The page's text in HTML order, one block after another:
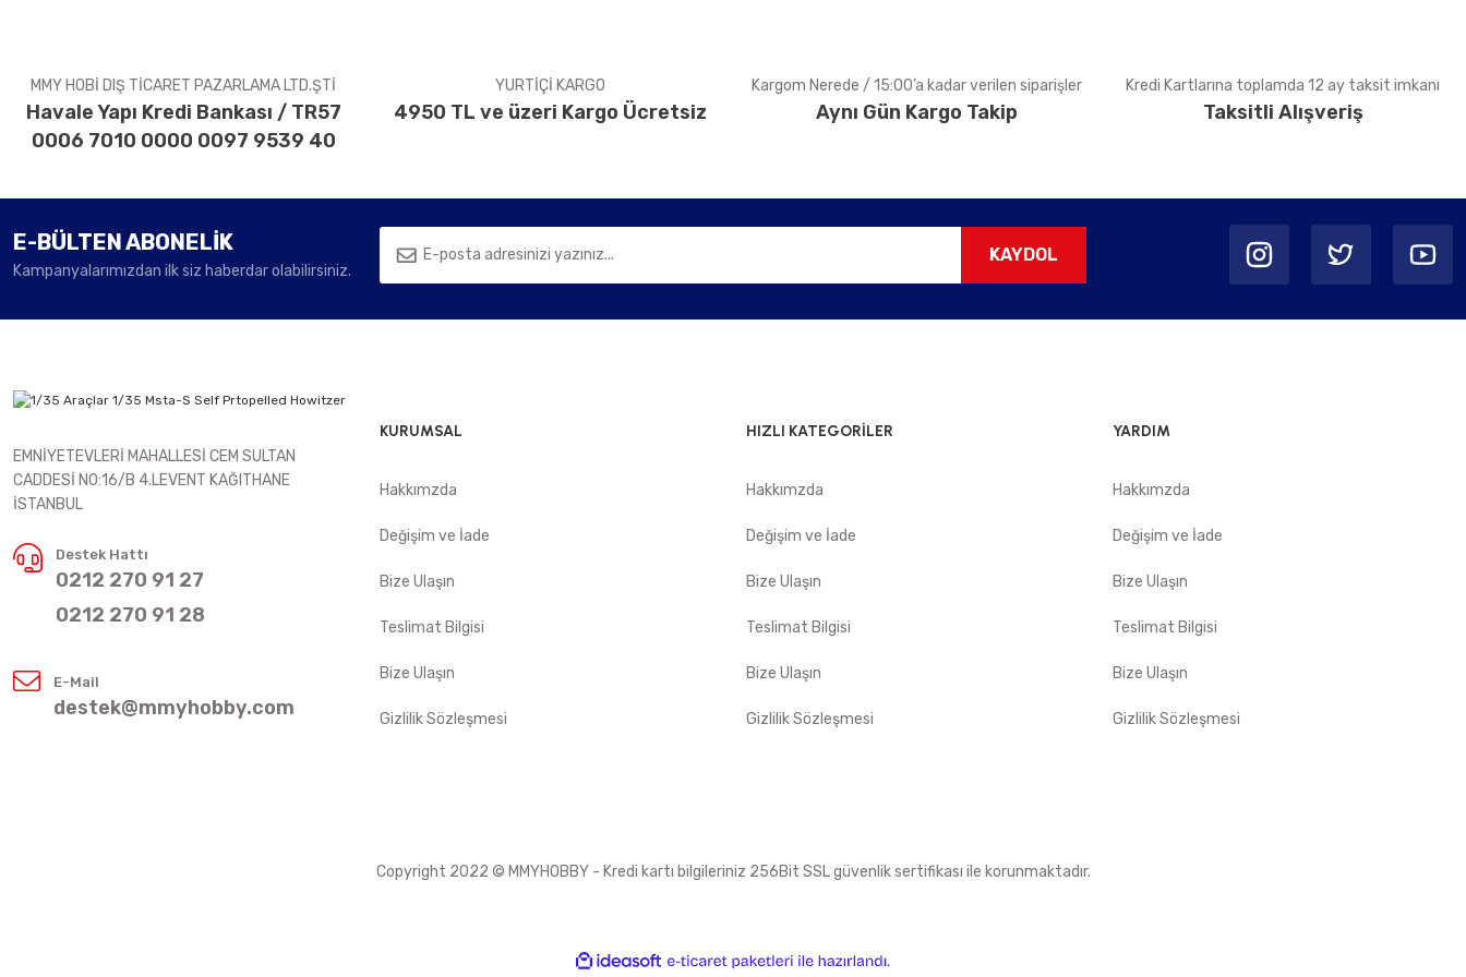
MMY HOBİ DIŞ TİCARET PAZARLAMA LTD.ŞTİ
Havale Yapı Kredi Bankası / TR57
0006 7010 0000 0097 9539 40
YURTİÇİ KARGO
4950 TL ve üzeri Kargo Ücretsiz
Kargom Nerede / 15:00’a kadar verilen siparişler
Aynı Gün Kargo Takip
Kredi Kartlarına toplamda 12 ay taksit imkanı
Taksitli Alışveriş
E-BÜLTEN ABONELİK
Kampanyalarımızdan ilk siz haberdar olabilirsiniz.
KAYDOL
EMNİYETEVLERİ MAHALLESİ CEM SULTAN
CADDESİ NO:16/B 4.LEVENT KAĞITHANE
İSTANBUL
Destek Hattı
0212 270 91 27
0212 270 91 28
E-Mail
destek@mmyhobby.com
KURUMSAL
Hakkımzda
Değişim ve İade
Bize Ulaşın
Teslimat Bilgisi
Bize Ulaşın
Gizlilik Sözleşmesi
HIZLI KATEGORİLER
Hakkımzda
Değişim ve İade
Bize Ulaşın
Teslimat Bilgisi
Bize Ulaşın
Gizlilik Sözleşmesi
YARDIM
Hakkımzda
Değişim ve İade
Bize Ulaşın
Teslimat Bilgisi
Bize Ulaşın
Gizlilik Sözleşmesi
Copyright 2022 © MMYHOBBY - Kredi kartı bilgileriniz 256Bit SSL güvenlik sertifikası ile korunmaktadır.
ideasoft
e-